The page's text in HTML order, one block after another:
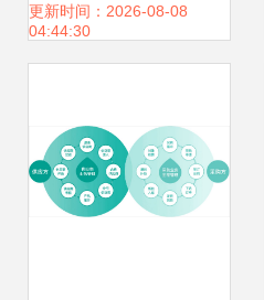
品与服务能力
更新时间：2026-08-08
04:44:30